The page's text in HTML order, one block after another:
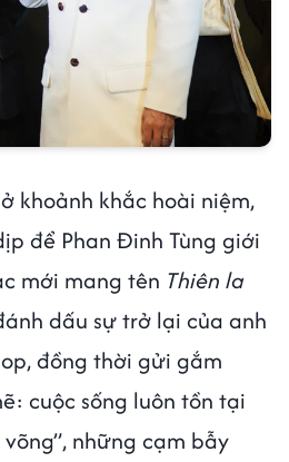
khoảnh khắc hoài niệm,
để Phan Đinh Tùng giới
mới mang tên Thiên la
dấu sự trở lại của anh
đồng thời gửi gắm
cuộc sống luôn tồn tại
những cạm bẫy